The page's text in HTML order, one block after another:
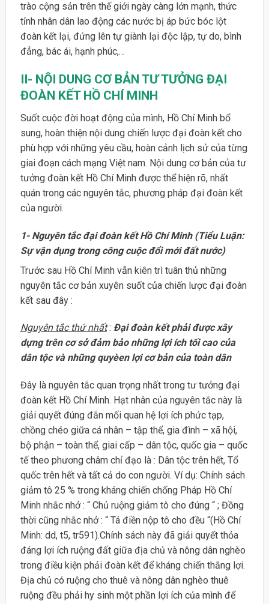
trào cộng sản trên thế giới ngày càng lớn mạnh, thức
tỉnh nhân dân lao động các nước bị áp bức bóc lột
đoàn kết lại, đứng lên tự giành lại độc lập, tự do, bình
đẳng, bác ái, hạnh phúc,…
II- NỘI DUNG CƠ BẢN TƯ TƯỞNG ĐẠI
ĐOÀN KẾT HỒ CHÍ MINH
Suốt cuộc đời hoạt động của mình, Hồ Chí Minh bổ
sung, hoàn thiện nội dung chiến lược đại đoàn kết cho
phù hợp với những yêu cầu, hoàn cảnh lịch sử của từng
giai đoạn cách mạng Việt nam. Nội dung cơ bản của tư
tưởng đoàn kết Hồ Chí Minh được thể hiện rõ, nhất
quán trong các nguyên tắc, phương pháp đại đoàn kết
của người.
1- Nguyên tắc đại đoàn kết Hồ Chí Minh (Tiểu Luận:
Sự vận dụng trong công cuộc đổi mới đất nước)
Trước sau Hồ Chí Minh vẫn kiên trì tuân thủ những
nguyên tắc cơ bản xuyên suốt của chiến lược đại đoàn
kết sau đây :
Nguyên tắc thứ nhất: Đại đoàn kết phải được xây
dựng trên cơ sở đảm bảo những lợi ích tối cao của
dân tộc và những quyèen lợi cơ bản của toàn dân
Đây là nguyên tắc quan trọng nhất trong tư tưởng đại
đoàn kết Hồ Chí Minh. Hạt nhân của nguyên tắc này là
giải quyết đúng đắn mối quan hệ lợi ích phức tạp,
chồng chéo giữa cá nhân – tập thể, gia đình – xã hội,
bộ phận – toàn thể, giai cấp – dân tộc, quốc gia – quốc
tế theo phương châm chỉ đạo là : Dân tộc trên hết, Tổ
quốc trên hết và tất cả do con người. Ví dụ: Chính sách
giảm tô 25 % trong kháng chiến chống Pháp Hồ Chí
Minh nhắc nhở : “ Chủ ruộng giảm tô cho đúng “ ; Đồng
thời cũng nhắc nhở : “ Tá điền nộp tô cho đều “(Hồ Chí
Minh: dd, t5, tr591).Chính sách này đã giải quyết thỏa
đáng lợi ích ruộng đất giữa địa chủ và nông dân nghèo
trong điều kiện phải đoàn kết để kháng chiến thắng lợi.
Địa chủ có ruộng cho thuê và nông dân nghèo thuê
ruộng đều phải hy sinh một phần lợi ích của mình để